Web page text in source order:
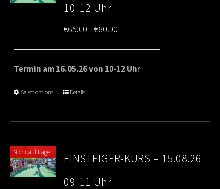
10-12 Uhr
€65.00–€80.00
range:
€65.00
Termin am 16.05.26 von 10-12 Uhr
Select options Details
Nicht auf Lager
EINSTEIGER-KURS – 15.08.26
09-11 Uhr